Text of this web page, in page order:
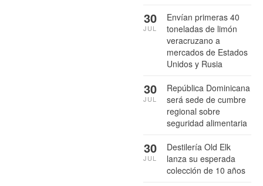
Envían primeras 40
toneladas de limón
veracruzano a
mercados de Estados
Unidos y Rusia
30
JUL
República Dominicana
será sede de cumbre
regional sobre
seguridad alimentaria
30
JUL
Destilería Old Elk
lanza su esperada
colección de 10 años
30
JUL